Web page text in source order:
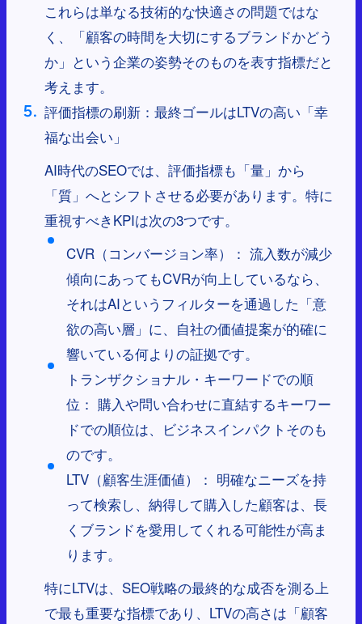
これらは単なる技術的な快適さの問題ではな
く、「顧客の時間を大切にするブランドかどう
か」という企業の姿勢そのものを表す指標だと
考えます。
評価指標の刷新：最終ゴールはLTVの高い「幸
福な出会い」
AI時代のSEOでは、評価指標も「量」から
「質」へとシフトさせる必要があります。特に
重視すべきKPIは次の3つです。
CVR（コンバージョン率）： 流入数が減少
傾向にあってもCVRが向上しているなら、
それはAIというフィルターを通過した「意
欲の高い層」に、自社の価値提案が的確に
響いている何よりの証拠です。
トランザクショナル・キーワードでの順
位： 購入や問い合わせに直結するキーワー
ドでの順位は、ビジネスインパクトそのも
のです。
LTV（顧客生涯価値）： 明確なニーズを持
って検索し、納得して購入した顧客は、長
くブランドを愛用してくれる可能性が高ま
ります。
特にLTVは、SEO戦略の最終的な成否を測る上
で最も重要な指標であり、LTVの高さは「顧客